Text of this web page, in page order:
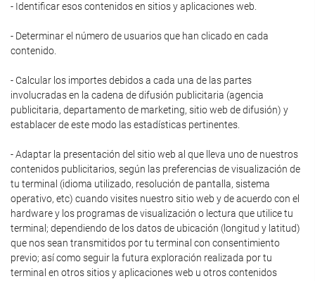
- Identificar esos contenidos en sitios y aplicaciones web.
- Determinar el número de usuarios que han clicado en cada
contenido.
- Calcular los importes debidos a cada una de las partes
involucradas en la cadena de difusión publicitaria (agencia
publicitaria, departamento de marketing, sitio web de difusión) y
establacer de este modo las estadísticas pertinentes.
- Adaptar la presentación del sitio web al que lleva uno de nuestros
contenidos publicitarios, según las preferencias de visualización de
tu terminal (idioma utilizado, resolución de pantalla, sistema
operativo, etc) cuando visites nuestro sitio web y de acuerdo con el
hardware y los programas de visualización o lectura que utilice tu
terminal; dependiendo de los datos de ubicación (longitud y latitud)
que nos sean transmitidos por tu terminal con consentimiento
previo; así como seguir la futura exploración realizada por tu
terminal en otros sitios y aplicaciones web u otros contenidos